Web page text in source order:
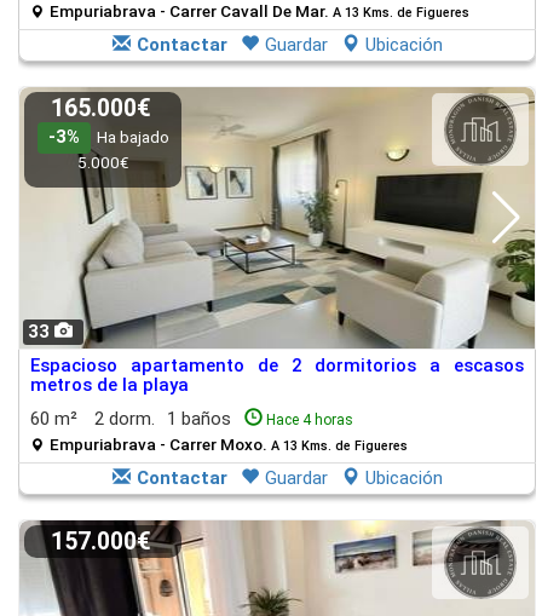
Empuriabrava - Carrer Cavall De Mar. A 13 Kms. de Figueres
Contactar Guardar Ubicación
33
165.000€
-3%
Ha bajado
5.000€
Espacioso apartamento de 2 dormitorios a escasos
metros de la playa
60 m²
2 dorm. 1 baños Hace 4 horas
Empuriabrava - Carrer Moxo. A 13 Kms. de Figueres
Contactar Guardar Ubicación
157.000€